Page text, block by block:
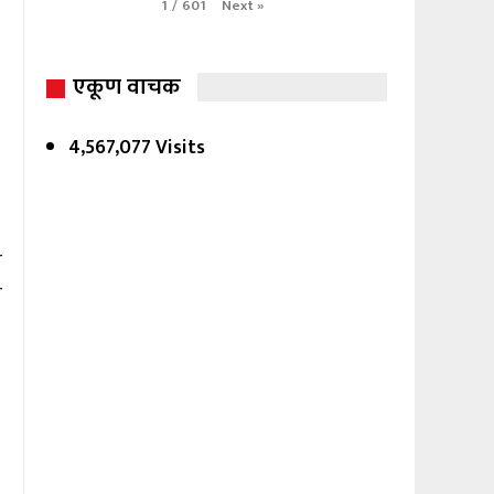
1 / 601 Next»
एकूण वाचक
4,567,077 Visits